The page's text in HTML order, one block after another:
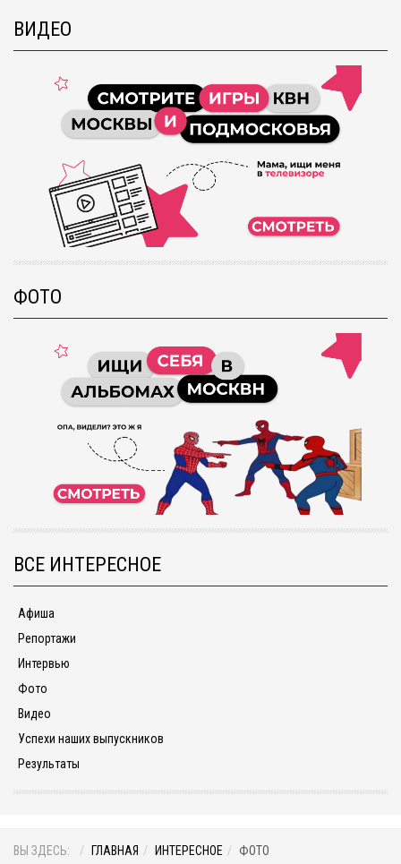
ВИДЕО
ФОТО
ВСЕ ИНТЕРЕСНОЕ
Афиша
Репортажи
Интервью
Фото
Видео
Успехи наших выпускников
Результаты
ВЫ ЗДЕСЬ: ГЛАВНАЯ ИНТЕРЕСНОЕ ФОТО